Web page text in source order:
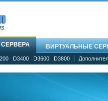
ВИРТУАЛЬНЫЕ
D3400 D3600 D3800 |